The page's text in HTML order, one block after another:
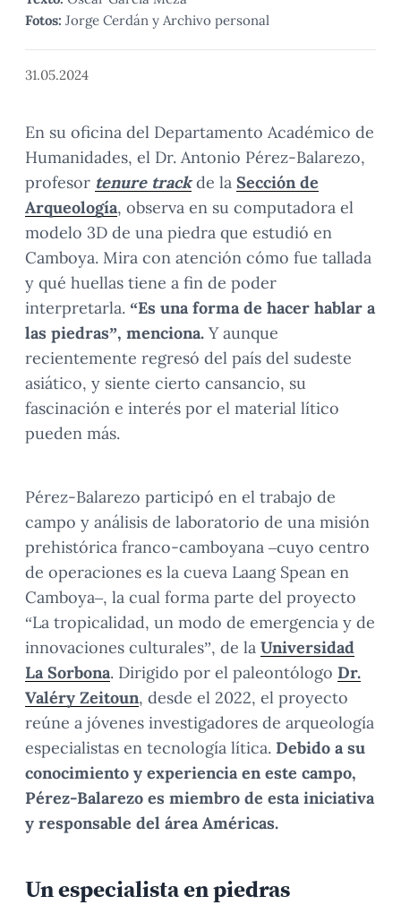
Fotos: Jorge Cerdán y Archivo personal
31.05.2024
En su oficina del Departamento Académico de
Humanidades, el Dr. Antonio Pérez-Balarezo,
profesor tenure trackde la Sección de
Arqueología, observa en su computadora el
modelo 3D de una piedra que estudió en
Camboya. Mira con atención cómo fue tallada
y qué huellas tiene a fin de poder
interpretarla. “Es una forma de hacer hablar a
las piedras”, menciona. Y aunque
recientemente regresó del país del sudeste
asiático, y siente cierto cansancio, su
fascinación e interés por el material lítico
pueden más.
Pérez-Balarezo participó en el trabajo de
campo y análisis de laboratorio de una misión
prehistórica franco-camboyana –cuyo centro
de operaciones es la cueva Laang Spean en
Camboya–, la cual forma parte del proyecto
“La tropicalidad, un modo de emergencia y de
innovaciones culturales”, de la Universidad
La Sorbona. Dirigido por el paleontólogo Dr.
Valéry Zeitoun, desde el 2022, el proyecto
reúne a jóvenes investigadores de arqueología
especialistas en tecnología lítica. Debido a su
conocimiento y experiencia en este campo,
Pérez-Balarezo es miembro de esta iniciativa
y responsable del área Américas.
Un especialista en piedras